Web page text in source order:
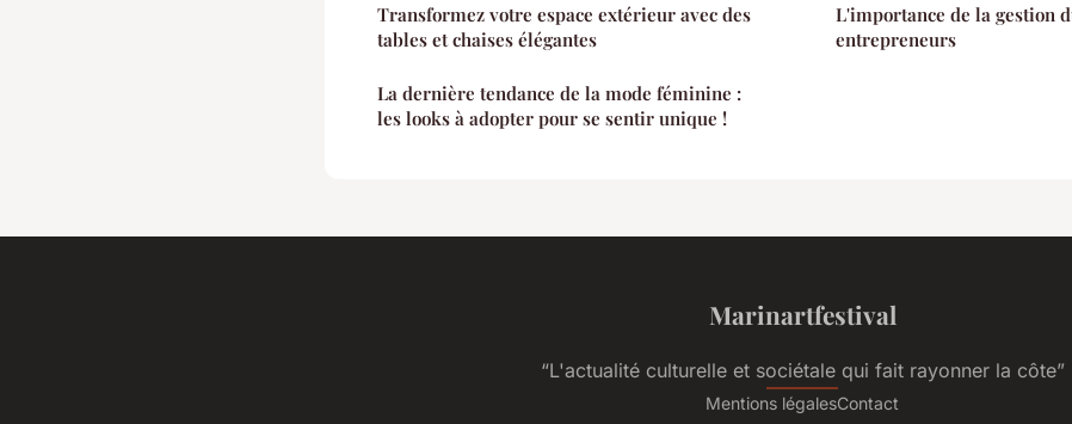
Transformez votre espace extérieur avec des
tables et chaises élégantes
La dernière tendance de la mode féminine :
les looks à adopter pour se sentir unique !
L'importance de la gestion
entrepreneurs
Marinartfestival
“L'actualité culturelle et sociétale qui fait rayonner la côte”
Mentions légalesContact